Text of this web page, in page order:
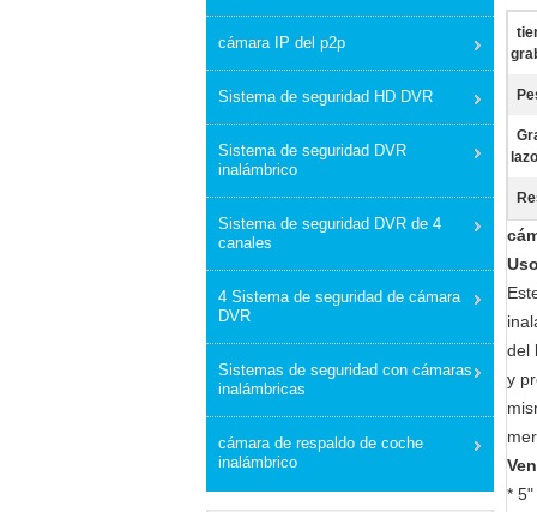
cámara IP del p2p
Sistema de seguridad HD DVR
Sistema de seguridad DVR
inalámbrico
Sistema de seguridad DVR de 4
canales
4 Sistema de seguridad de cámara
DVR
Sistemas de seguridad con cámaras
inalámbricas
cámara de respaldo de coche
inalámbrico
del
y
*